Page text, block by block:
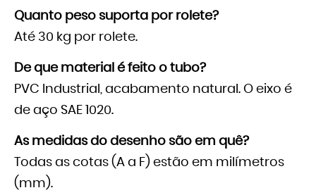
Quanto peso suporta por rolete?
Até 30 kg por rolete.
De que material é feito o tubo?
PVC Industrial, acabamento natural. O eixo é
de aço SAE 1020.
As medidas do desenho são em quê?
Todas as cotas (A a F) estão em milímetros
(mm).